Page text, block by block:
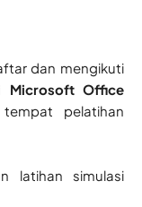
dan mengikuti
Microsoft Office
pelatihan
latihan simulasi